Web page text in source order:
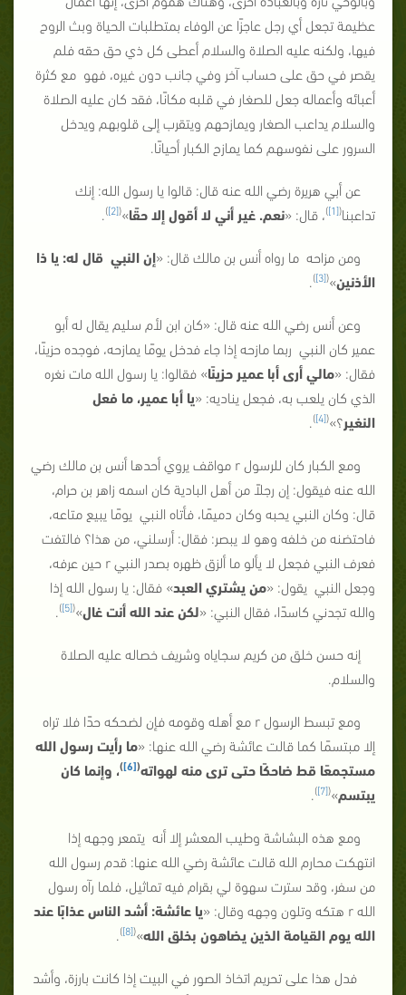
عظيمة تجعل أي رجل عاجزًا عن الوفاء بمتطلبات الحياة وبث الروح
فيها، ولكنه عليه الصلاة والسلام أعطى كل ذي حق حقه فلم
يقصر في حق على حساب آخر وفي جانب دون غيره، فهو مع كثرة
أعبائه وأعماله جعل للصغار في قلبه مكانًا، فقد كان عليه الصلاة
والسلام يداعب الصغار ويمازحهم ويتقرب إلى قلوبهم ويدخل
السرور على نفوسهم كما يمازح الكبار أحيانًا.
عن أبي هريرة رضي الله عنه قال: قالوا يا رسول الله: إنك
تداعبنا(
[1]
)، قال: «نعم. غير أني لا أقول إلا حقًا»
(
[2]
)
.
ومن مزاحه ما رواه أنس بن مالك قال: «إن النبي قال له: يا ذا
الأذنين»
(
[3]
)
.
وعن أنس رضي الله عنه قال: «كان ابن لأم سليم يقال له أبو
عمير كان النبي ربما مازحه إذا جاء فدخل يومًا يمازحه، فوجده حزينًا،
فقال: «مالي أرى أبا عمير حزينًا» فقالوا: يا رسول الله مات نغره
الذي كان يلعب به، فجعل يناديه: «يا أبا عمير، ما فعل
النغير؟»(
[4]
)
.
ومع الكبار كان للرسول r مواقف يروي أحدها أنس بن مالك رضي
الله عنه فيقول: إن رجلاً من أهل البادية كان اسمه زاهر بن حرام،
قال: وكان النبي يحبه وكان دميمًا، فأتاه النبي يومًا يبيع متاعه،
فاحتضنه من خلفه وهو لا يبصر: فقال: أرسلني، من هذا؟ فالتفت
فعرف النبي فجعل لا يألو ما ألزق ظهره بصدر النبي r حين عرفه،
وجعل النبي يقول: «من يشتري العبد» فقال: يا رسول الله إذا
والله تجدني كاسدًا، فقال النبي: «لكن عند الله أنت غال»
(
[5]
)
.
إنه حسن خلق من كريم سجاياه وشريف خصاله عليه الصلاة
والسلام.
ومع تبسط الرسول r مع أهله وقومه فإن لضحكه حدًا فلا تراه
إلا مبتسمًا كما قالت عائشة رضي الله عنها: «ما رأيت رسول الله
مستجمعًا قط ضاحكًا حتى ترى منه لهواته(
[6]
)، وإنما كان
يبتسم»
(
[7]
)
.
ومع هذه البشاشة وطيب المعشر إلا أنه يتمعر وجهه إذا
انتهكت محارم الله قالت عائشة رضي الله عنها: قدم رسول الله
من سفر، وقد سترت سهوة لي بقرام فيه تماثيل، فلما رآه رسول
الله r هتكه وتلون وجهه وقال: «
يا عائشة: أشد الناس عذابًا عند
الله يوم القيامة الذين يضاهون بخلق الله»
(
[8]
)
.
فدل هذا على تحريم اتخاذ الصور في البيت إذا كانت بارزة، وأشد